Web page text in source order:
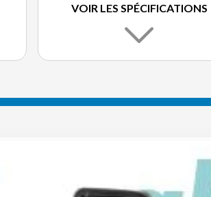
VOIR LES SPÉCIFICATIONS